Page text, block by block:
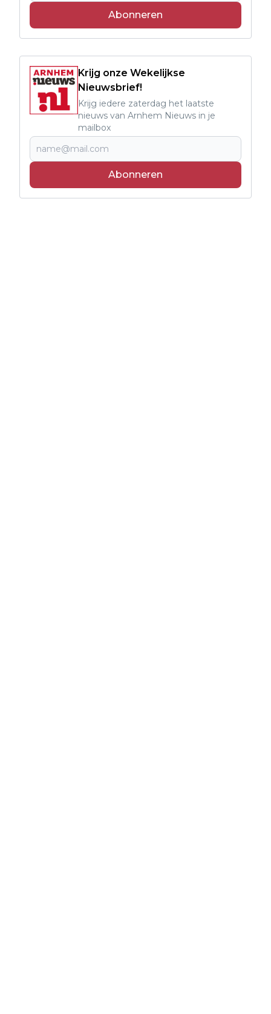
Abonneren
Krijg onze Wekelijkse
Nieuwsbrief!
Krijg iedere zaterdag het laatste
nieuws van Arnhem Nieuws in je
mailbox
Abonneren